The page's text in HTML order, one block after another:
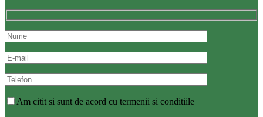
Am citit si sunt de acord cu termenii si conditiile